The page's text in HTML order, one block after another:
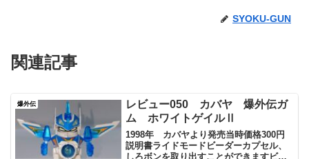
SYOKU-GUN
関連記事
爆外伝
レビュー050 カバヤ 爆外伝ガ
ム ホワイトゲイルⅡ
1998年 カバヤより発売当時価格300円
説明書ライドモードビーダーカプセル、
しろボンを取り出すことができますビー